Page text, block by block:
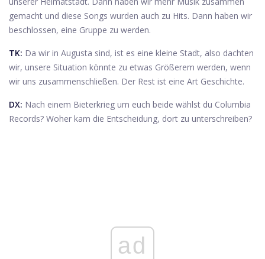
gemacht und diese Songs wurden auch zu Hits. Dann haben wir
beschlossen, eine Gruppe zu werden.
TK: Da wir in Augusta sind, ist es eine kleine Stadt, also dachten
wir, unsere Situation könnte zu etwas Größerem werden, wenn
wir uns zusammenschließen. Der Rest ist eine Art Geschichte.
DX: Nach einem Bieterkrieg um euch beide wählst du Columbia
Records? Woher kam die Entscheidung, dort zu unterschreiben?
ad